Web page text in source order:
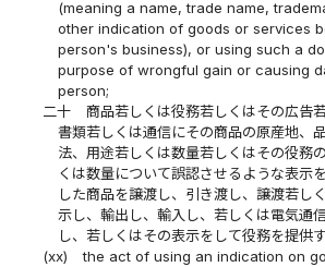
(meaning a name, trade name,
other indication of goods or services
person's business), or using such a
purpose of wrongful gain or causing
person;
二十
商品若しくは役務若しくはその広告
書類若しくは通信にその商品の原産地、
法、用途若しくは数量若しくはその役務
くは数量について誤認させるような表示
した商品を譲渡し、引き渡し、譲渡若し
示し、輸出し、輸入し、若しくは電気通
し、若しくはその表示をして役務を提供
(xx)
the act of using an indication on